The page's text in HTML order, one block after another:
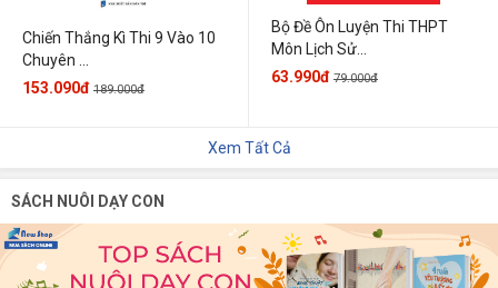
Chiến Thắng Kì Thi 9 Vào 10
Chuyên ...
153.090đ 189.000đ
Bộ Đề Ôn Luyện Thi THPT
Môn Lịch Sử...
63.990đ 79.000đ
Xem Tất Cả
SÁCH NUÔI DẠY CON